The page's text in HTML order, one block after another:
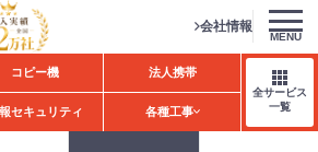
会社情報
MENU
コピー機 法人携帯
セキュリティ 各種工事
全サービス
一覧